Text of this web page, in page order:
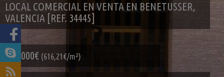
LOCAL COMERCIAL EN VENTA EN BENETUSSER,
VALENCIA [REF. 34445]
114.000€ (616,21€/m²)